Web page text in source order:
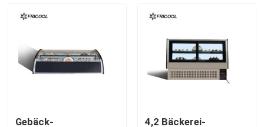
Alle Fälle
Gekühltes Bäckerei-Einkommen
Gekühlter Feinkostgeschäft-Kasten
Glastür-Verkaufsberater
Gebäck- 4,2 Bäckerei-